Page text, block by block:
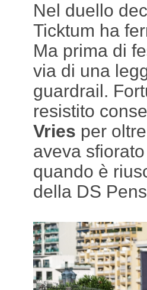
Nel duello
Ticktum ha
Ma prima di
via di una
guardrail.
resistito
Vries per
aveva
quando è
della DS